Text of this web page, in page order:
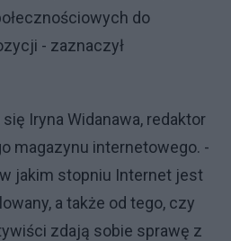
do
- zaznaczył
Iryna Widanawa, redaktor
magazynu internetowego. -
jakim stopniu Internet jest
a także od tego, czy
zdają sobie sprawę z